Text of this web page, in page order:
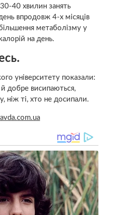
40 хвилин занять
впродовж 4-х місяців
метаболізму у
на день.
університету показали:
й добре висипаються,
ніж ті, хто не досипали.